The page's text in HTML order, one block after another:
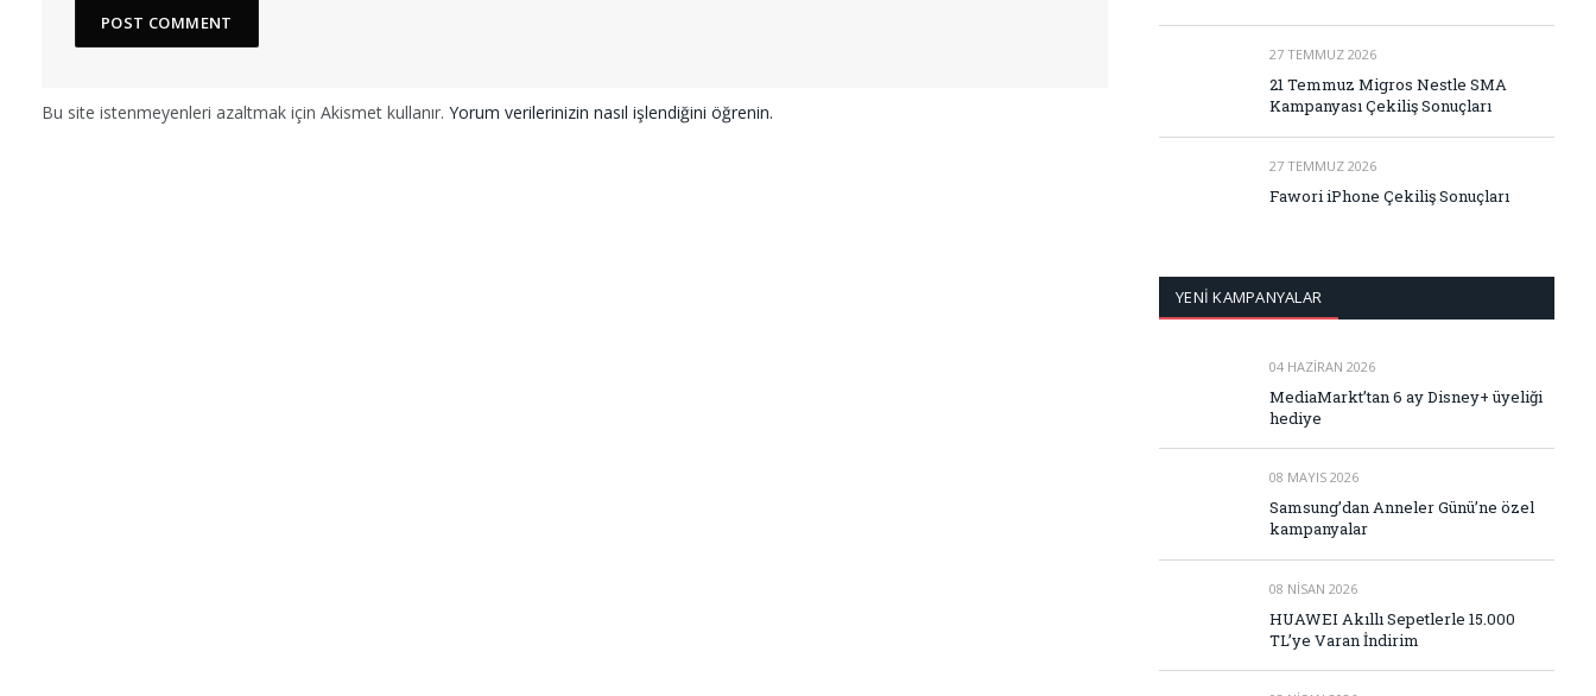
Bu site istenmeyenleri azaltmak için Akismet kullanır. Yorum verilerinizin nasıl işlendiğini öğrenin.
27 TEMMUZ 2026
21 Temmuz Migros Nestle SMA
Kampanyası Çekiliş Sonuçları
27 TEMMUZ 2026
Fawori iPhone Çekiliş Sonuçları
YENİ KAMPANYALAR
04 HAZIRAN 2026
MediaMarkt’tan 6 ay Disney+ üyeliği
hediye
08 MAYIS 2026
Samsung’dan Anneler Günü’ne özel
kampanyalar
08 NISAN 2026
HUAWEI Akıllı Sepetlerle 15.000
TL’ye Varan İndirim